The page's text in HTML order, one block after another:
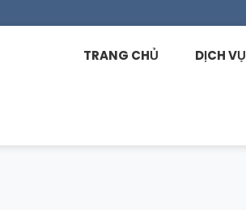
TRANG CHỦ DỊCH VỤ